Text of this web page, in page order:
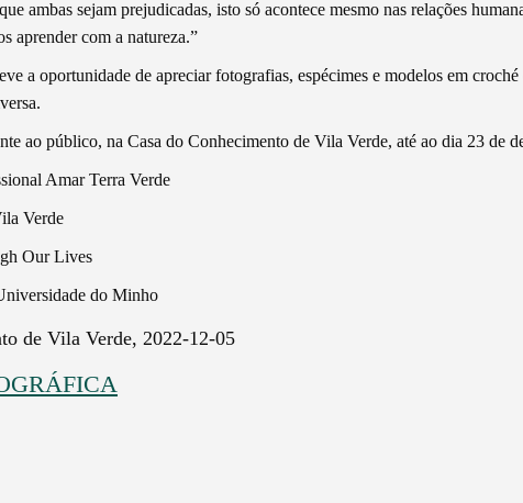
ambas sejam prejudicadas, isto só acontece mesmo nas relações
aprender com a natureza.”
a oportunidade de apreciar fotografias, espécimes e modelos em
ao público, na Casa do Conhecimento de Vila Verde, até ao dia 23 de
Amar Terra Verde
Verde
Our Lives
do Minho
de Vila Verde, 2022-12-05